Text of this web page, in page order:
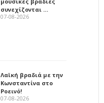
συνεχίζονται …
07-08-2026
Λαϊκή βραδιά με την
Κωνσταντίνα στο
Ροεινό!
07-08-2026